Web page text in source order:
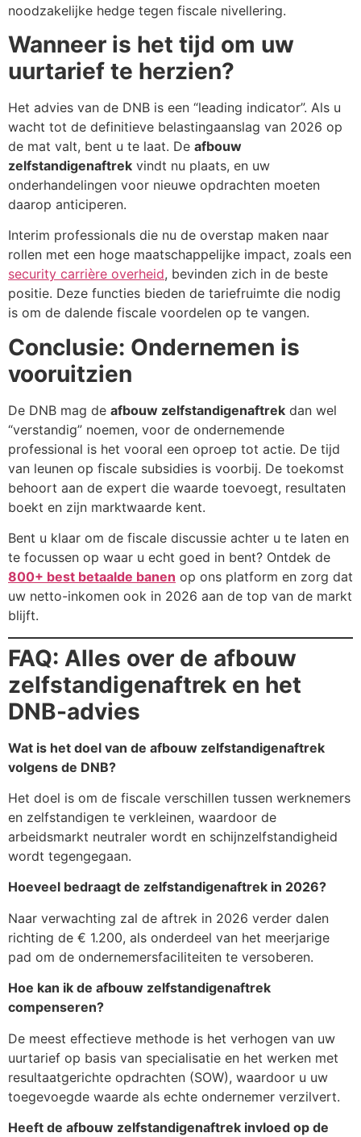
noodzakelijke hedge tegen fiscale nivellering.
Wanneer is het tijd om uw
uurtarief te herzien?
Het advies van de DNB is een “leading indicator”. Als u
wacht tot de definitieve belastingaanslag van 2026 op
de mat valt, bent u te laat. De afbouw
zelfstandigenaftrek vindt nu plaats, en uw
onderhandelingen voor nieuwe opdrachten moeten
daarop anticiperen.
Interim professionals die nu de overstap maken naar
rollen met een hoge maatschappelijke impact, zoals een
security carrière overheid, bevinden zich in de beste
positie. Deze functies bieden de tariefruimte die nodig
is om de dalende fiscale voordelen op te vangen.
Conclusie: Ondernemen is
vooruitzien
De DNB mag de afbouw zelfstandigenaftrek dan wel
“verstandig” noemen, voor de ondernemende
professional is het vooral een oproep tot actie. De tijd
van leunen op fiscale subsidies is voorbij. De toekomst
behoort aan de expert die waarde toevoegt, resultaten
boekt en zijn marktwaarde kent.
Bent u klaar om de fiscale discussie achter u te laten en
te focussen op waar u echt goed in bent? Ontdek de
800+ best betaalde banen op ons platform en zorg dat
uw netto-inkomen ook in 2026 aan de top van de markt
blijft.
FAQ: Alles over de afbouw
zelfstandigenaftrek en het
DNB-advies
Wat is het doel van de afbouw zelfstandigenaftrek
volgens de DNB?
Het doel is om de fiscale verschillen tussen werknemers
en zelfstandigen te verkleinen, waardoor de
arbeidsmarkt neutraler wordt en schijnzelfstandigheid
wordt tegengegaan.
Hoeveel bedraagt de zelfstandigenaftrek in 2026?
Naar verwachting zal de aftrek in 2026 verder dalen
richting de € 1.200, als onderdeel van het meerjarige
pad om de ondernemersfaciliteiten te versoberen.
Hoe kan ik de afbouw zelfstandigenaftrek
compenseren?
De meest effectieve methode is het verhogen van uw
uurtarief op basis van specialisatie en het werken met
resultaatgerichte opdrachten (SOW), waardoor u uw
toegevoegde waarde als echte ondernemer verzilvert.
Heeft de afbouw zelfstandigenaftrek invloed op de